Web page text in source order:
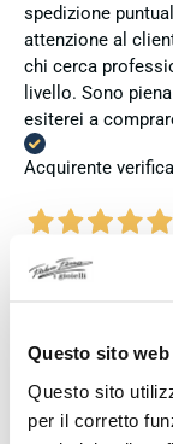
Questo sito
Questo sito
per il corretto
spedizione
attenzione al
chi cerca
livello. Sono
esiterei a
Acquirente
5 Giorni Fa
Zum dritten mal
Acquirente